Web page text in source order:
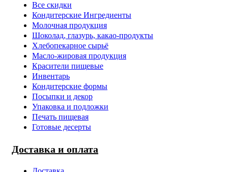
Все скидки
Кондитерские Ингредиенты
Молочная продукция
Шоколад, глазурь, какао-продукты
Хлебопекарное сырьё
Масло-жировая продукция
Красители пищевые
Инвентарь
Кондитерские формы
Посыпки и декор
Упаковка и подложки
Печать пищевая
Готовые десерты
Доставка и оплата